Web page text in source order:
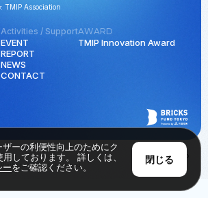
TMIP Association
Activities / Support
EVENT
REPORT
NEWS
CONTACT
AWARD
TMIP Innovation Award
Platform all rights reserved.
Back to Top
ーの利便性向上のためにク
しております。 詳しくは、
ーをご確認ください。
閉じる